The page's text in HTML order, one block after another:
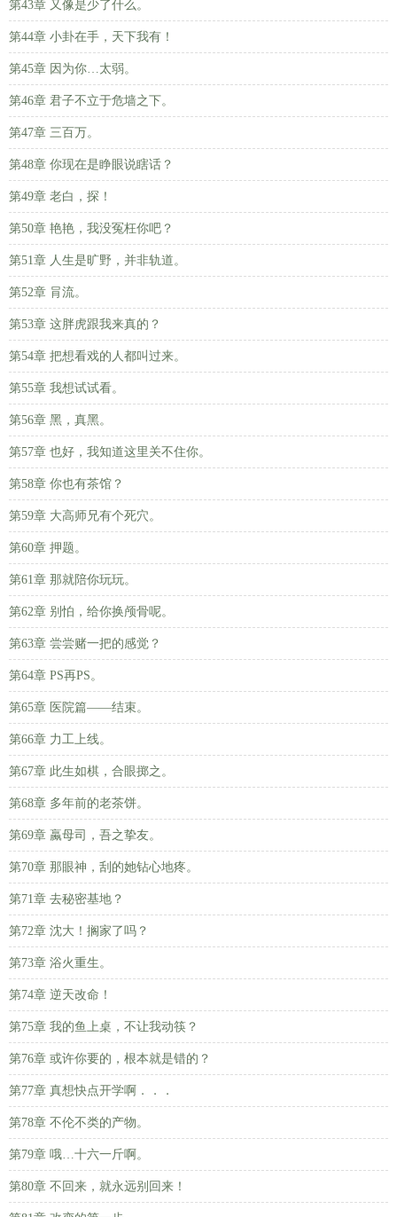
第43章 又像是少了什么。
第44章 小卦在手，天下我有！
第45章 因为你…太弱。
第46章 君子不立于危墙之下。
第47章 三百万。
第48章 你现在是睁眼说瞎话？
第49章 老白，探！
第50章 艳艳，我没冤枉你吧？
第51章 人生是旷野，并非轨道。
第52章 肙流。
第53章 这胖虎跟我来真的？
第54章 把想看戏的人都叫过来。
第55章 我想试试看。
第56章 黑，真黑。
第57章 也好，我知道这里关不住你。
第58章 你也有茶馆？
第59章 大高师兄有个死穴。
第60章 押题。
第61章 那就陪你玩玩。
第62章 别怕，给你换颅骨呢。
第63章 尝尝赌一把的感觉？
第64章 PS再PS。
第65章 医院篇——结束。
第66章 力工上线。
第67章 此生如棋，合眼掷之。
第68章 多年前的老茶饼。
第69章 蠃母司，吾之挚友。
第70章 那眼神，刮的她钻心地疼。
第71章 去秘密基地？
第72章 沈大！搁家了吗？
第73章 浴火重生。
第74章 逆天改命！
第75章 我的鱼上桌，不让我动筷？
第76章 或许你要的，根本就是错的？
第77章 真想快点开学啊．．．
第78章 不伦不类的产物。
第79章 哦…十六一斤啊。
第80章 不回来，就永远别回来！